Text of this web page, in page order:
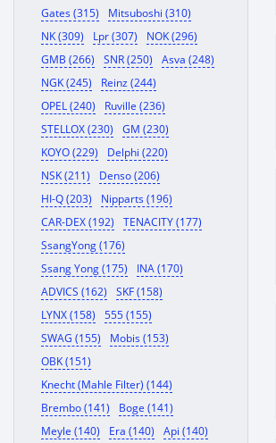
Gates (315)
Mitsuboshi (310)
NK (309)
Lpr (307)
NOK (296)
GMB (266)
SNR (250)
Asva (248)
NGK (245)
Reinz (244)
OPEL (240)
Ruville (236)
STELLOX (230)
GM (230)
KOYO (229)
Delphi (220)
NSK (211)
Denso (206)
HI-Q (203)
Nipparts (196)
CAR-DEX (192)
TENACITY (177)
SsangYong (176)
Ssang Yong (175)
INA (170)
ADVICS (162)
SKF (158)
LYNX (158)
555 (155)
SWAG (155)
Mobis (153)
OBK (151)
Knecht (Mahle Filter) (144)
Brembo (141)
Boge (141)
Meyle (140)
Era (140)
Api (140)